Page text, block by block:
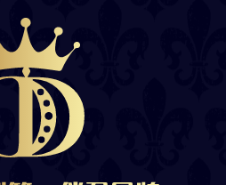
招聘合作
布里斯班